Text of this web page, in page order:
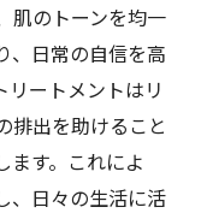
肌のトーンを均一
、日常の自信を高
リートメントはリ
排出を助けること
ます。これによ
、日々の生活に活